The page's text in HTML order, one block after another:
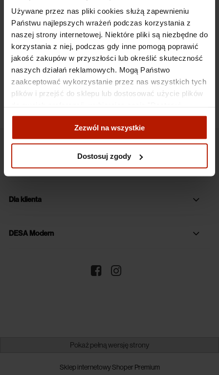
Używane przez nas pliki cookies służą zapewnieniu
Państwu najlepszych wrażeń podczas korzystania z
naszej strony internetowej. Niektóre pliki są niezbędne do
korzystania z niej, podczas gdy inne pomogą poprawić
jakość zakupów w przyszłości lub określić skuteczność
naszych działań reklamowych. Mogą Państwo
zaakceptować wykorzystanie przez nas wszystkich tych
plików i przejść do sklepu lub dostosować użycie plików
zgody".
Więcej o plikach cookies przeczytasz w naszej Polityce
Zezwól na wszystkie
Dostosuj zgody
Dane firmy
Dla klienta
DESA Modern
Pokaż pełną wersję strony
Sklep internetowy Shoper Premium